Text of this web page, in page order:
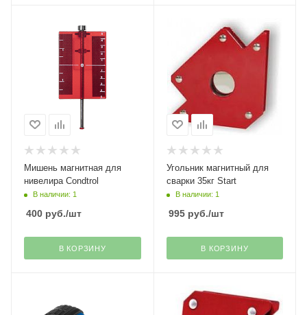
Мишень магнитная для
нивелира Condtrol
В наличии: 1
400 руб./шт
В КОРЗИНУ
Угольник магнитный для
сварки 35кг Start
В наличии: 1
995руб./шт
В КОРЗИНУ